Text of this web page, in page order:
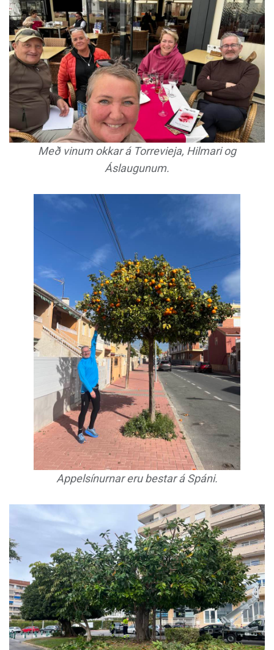
Með vinum okkar á Torrevieja, Hilmari og
Áslaugunum.
Appelsínurnar eru bestar á Spáni.